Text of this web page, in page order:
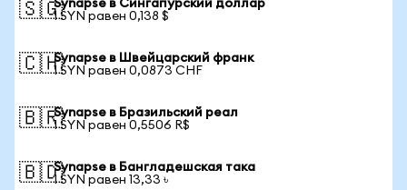
🇸🇬Synapse в Сингапурский доллар
1 SYN равен 0,138 $
🇨🇭Synapse в Швейцарский франк
1 SYN равен 0,0873 CHF
🇧🇷Synapse в Бразильский реал
1 SYN равен 0,5506 R$
🇧🇩Synapse в Бангладешская така
1 SYN равен 13,33 ৳